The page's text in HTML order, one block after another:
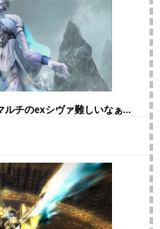
ルチのexシヴァ難しいなぁ…